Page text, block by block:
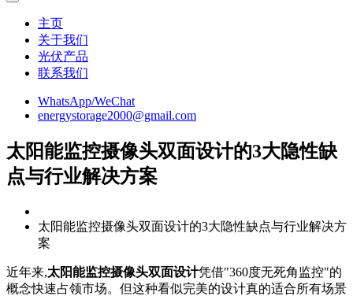
主页
关于我们
光伏产品
联系我们
WhatsApp/WeChat
energystorage2000@gmail.com
太阳能监控摄像头双面设计的3大隐性缺
点与行业解决方案
太阳能监控摄像头双面设计的3大隐性缺点与行业解决方
案
近年来,太阳能监控摄像头双面设计凭借"360度无死角监控"的
概念快速占领市场。但这种看似完美的设计真的适合所有场景